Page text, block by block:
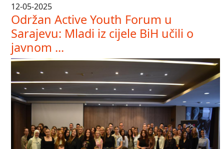
12-05-2025
Održan Active Youth Forum u
Sarajevu: Mladi iz cijele BiH učili o
javnom ...